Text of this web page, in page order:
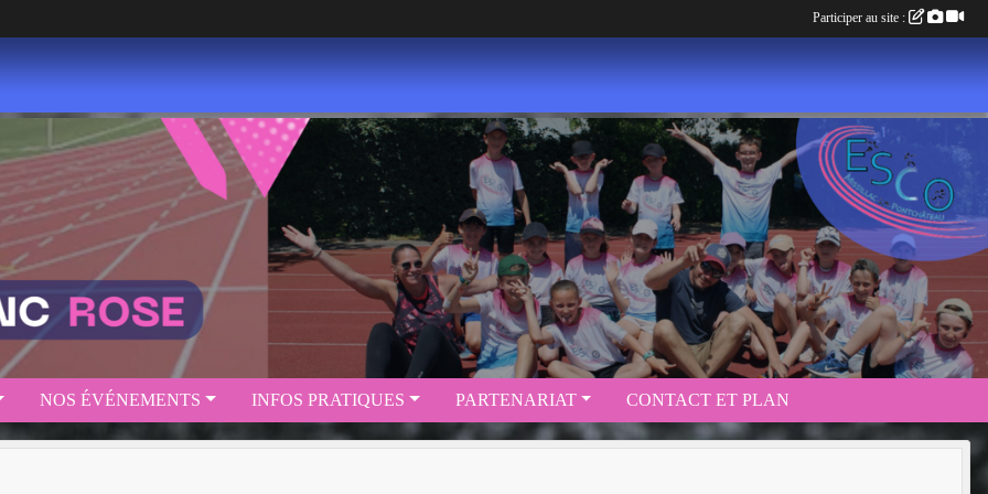
NOS ÉVÉNEMENTS INFOS PRATIQUES PARTENARIAT CONTACT ET PLAN
Participer au site :